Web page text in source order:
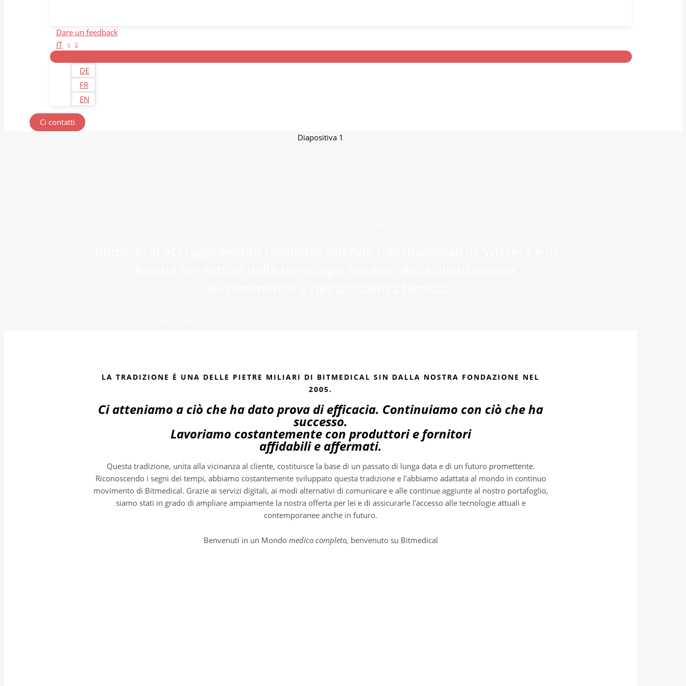
Dare un feedback
IT
DE
FR
EN
Ci contatti
Diapositiva 1
LA TRADIZIONE È UNA DELLE PIETRE MILIARI DI BITMEDICAL SIN DALLA NOSTRA FONDAZIONE NEL
2005.
Ci atteniamo a ciò che ha dato prova di efficacia. Continuiamo con ciò che ha
successo.
Lavoriamo costantemente con produttori e fornitori
affidabili e affermati.
Questa tradizione, unita alla vicinanza al cliente, costituisce la base di un passato di lunga data e di un futuro promettente.
Riconoscendo i segni dei tempi, abbiamo costantemente sviluppato questa tradizione e l'abbiamo adattata al mondo in continuo
movimento di Bitmedical. Grazie ai servizi digitali, ai modi alternativi di comunicare e alle continue aggiunte al nostro portafoglio,
siamo stati in grado di ampliare ampiamente la nostra offerta per lei e di assicurarle l'accesso alle tecnologie attuali e
contemporanee anche in futuro.
Benvenuti in un Mondo medico completo, benvenuto su Bitmedical